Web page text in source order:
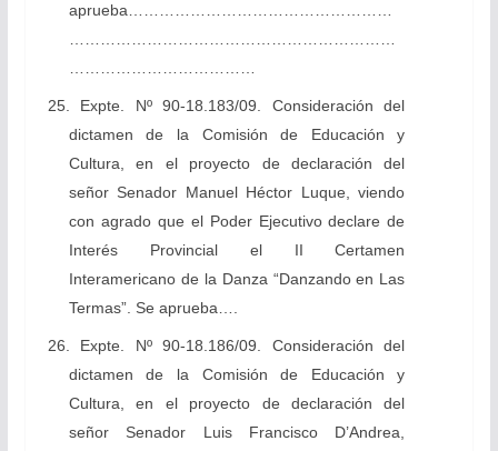
aprueba……………………………………………
………………………………………………………
………………………………
25. Expte. Nº 90-18.183/09. Consideración del
dictamen de la Comisión de Educación y
Cultura, en el proyecto de declaración del
señor Senador Manuel Héctor Luque, viendo
con agrado que el Poder Ejecutivo declare de
Interés Provincial el II Certamen
Interamericano de la Danza “Danzando en Las
Termas”. Se aprueba….
26. Expte. Nº 90-18.186/09. Consideración del
dictamen de la Comisión de Educación y
Cultura, en el proyecto de declaración del
señor Senador Luis Francisco D’Andrea,